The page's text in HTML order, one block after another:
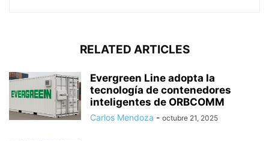
RELATED ARTICLES
Evergreen Line adopta la
tecnología de contenedores
inteligentes de ORBCOMM
Carlos Mendoza - octubre 21, 2025